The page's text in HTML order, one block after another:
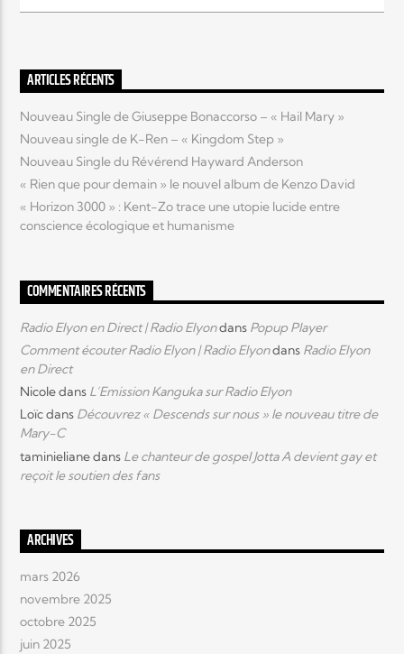
ARTICLES RÉCENTS
Nouveau Single de Giuseppe Bonaccorso – « Hail Mary »
Nouveau single de K-Ren – « Kingdom Step »
Nouveau Single du Révérend Hayward Anderson
« Rien que pour demain » le nouvel album de Kenzo David
« Horizon 3000 » : Kent-Zo trace une utopie lucide entre
conscience écologique et humanisme
COMMENTAIRES RÉCENTS
Radio Elyon en Direct | Radio Elyondans Popup Player
Comment écouter Radio Elyon | Radio Elyondans Radio Elyon
en Direct
Nicoledans L’Emission Kanguka sur Radio Elyon
Loïcdans Découvrez « Descends sur nous » le nouveau titre de
Mary-C
taminielianedans Le chanteur de gospel Jotta A devient gay et
reçoit le soutien des fans
ARCHIVES
mars 2026
novembre 2025
octobre 2025
juin 2025